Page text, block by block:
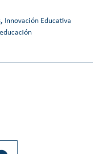
, Innovación Educativa
educación